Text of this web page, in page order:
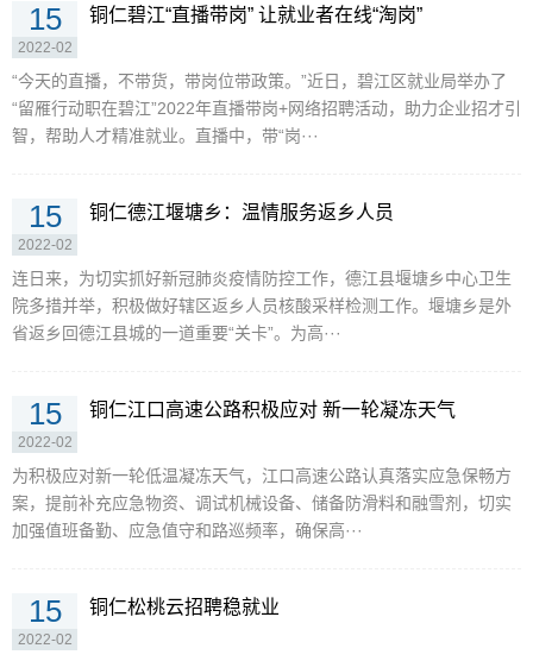
15
2022-02
铜仁碧江“直播带岗” 让就业者在线“淘岗”
“今天的直播，不带货，带岗位带政策。”近日，碧江区就业局举办了
“留雁行动职在碧江”2022年直播带岗+网络招聘活动，助力企业招才引
智，帮助人才精准就业。直播中，带“岗···
15
2022-02
铜仁德江堰塘乡：温情服务返乡人员
连日来，为切实抓好新冠肺炎疫情防控工作，德江县堰塘乡中心卫生
院多措并举，积极做好辖区返乡人员核酸采样检测工作。堰塘乡是外
省返乡回德江县城的一道重要“关卡”。为高···
15
2022-02
铜仁江口高速公路积极应对 新一轮凝冻天气
为积极应对新一轮低温凝冻天气，江口高速公路认真落实应急保畅方
案，提前补充应急物资、调试机械设备、储备防滑料和融雪剂，切实
加强值班备勤、应急值守和路巡频率，确保高···
15
2022-02
铜仁松桃云招聘稳就业